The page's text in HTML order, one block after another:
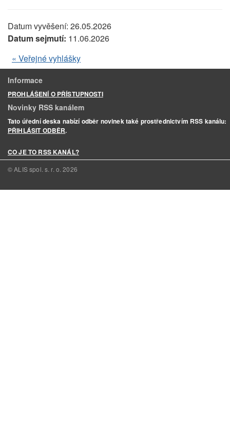
Datum vyvěšení: 26.05.2026
Datum sejmutí: 11.06.2026
« Veřejné vyhlášky
Informace
PROHLÁŠENÍ O PŘÍSTUPNOSTI
Novinky RSS kanálem
Tato úřední deska nabízí odběr novinek také prostřednictvím RSS kanálu:
PŘIHLÁSIT ODBĚR.
CO JE TO RSS KANÁL?
© ALIS spol. s. r. o.2026